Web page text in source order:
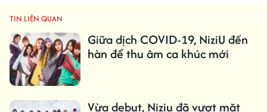
TIN LIÊN QUAN
Giữa dịch COVID-19, NiziU đến
hàn để thu âm ca khúc mới
Vừa debut, Niziu đã vượt mặt